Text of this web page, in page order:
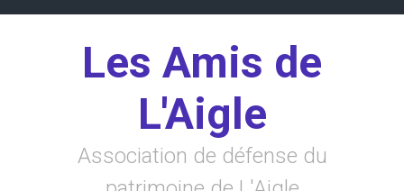
Les Amis de
L'Aigle
Association de défense du